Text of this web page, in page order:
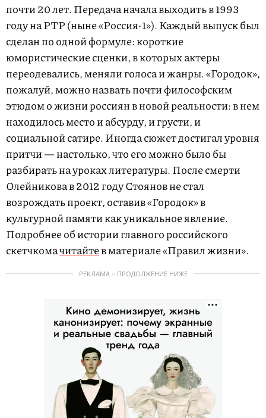
почти 20 лет. Передача начала выходить в 1993
году на РТР (ныне «Россия-1»). Каждый выпуск был
сделан по одной формуле: короткие
юмористические сценки, в которых актеры
переодевались, меняли голоса и жанры. «Городок»,
пожалуй, можно назвать почти философским
этюдом о жизни россиян в новой реальности: в нем
находилось место и абсурду, и грусти, и
социальной сатире. Иногда сюжет достигал уровня
притчи — настолько, что его можно было бы
разбирать на уроках литературы. После смерти
Олейникова в 2012 году Стоянов не стал
возрождать проект, оставив «Городок» в
культурной памяти как уникальное явление.
Подробнее об истории главного российского
скетчкомачитайтев материале «Правил жизни».
РЕКЛАМА – ПРОДОЛЖЕНИЕ НИЖЕ